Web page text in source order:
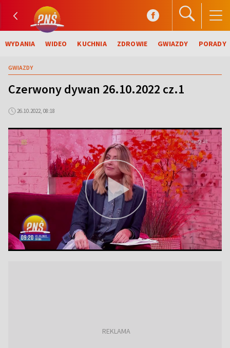
WYDANIA WIDEO KUCHNIA ZDROWIE GWIAZDY PORADY
GWIAZDY
Czerwony dywan 26.10.2022 cz.1
26.10.2022, 08:18